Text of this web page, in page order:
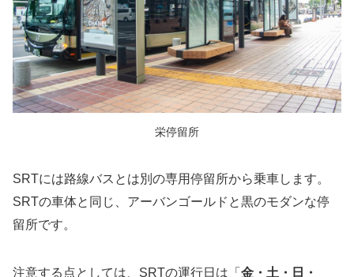
栄停留所
SRTには路線バスとは別の専用停留所から乗車します。
SRTの車体と同じ、アーバンゴールドと黒のモダンな停
留所です。
注意する点としては、SRTの運行日は「 金・土・日・